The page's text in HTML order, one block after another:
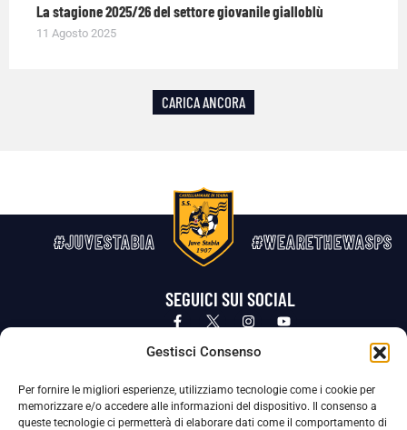
Gestisci Consenso
Per fornire le migliori esperienze, utilizziamo tecnologie come i cookie per
memorizzare e/o accedere alle informazioni del dispositivo. Il consenso a
queste tecnologie ci permetterà di elaborare dati come il comportamento di
La stagione 2025/26 del settore giovanile gialloblù
11 Agosto 2025
CARICA ANCORA
#JUVESTABIA #WEARETHEWASPS
SEGUICI SUI SOCIAL
Privacy Policy Cookie Policy
La Società ha nominato il Responsabile della Protezione dei Dati Personali (DPO), figura specializzata che vigila sulle modalità
adottate dalla nostra Società per tutelare i Suoi dati personali.